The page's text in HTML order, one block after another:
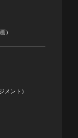
）
メント）